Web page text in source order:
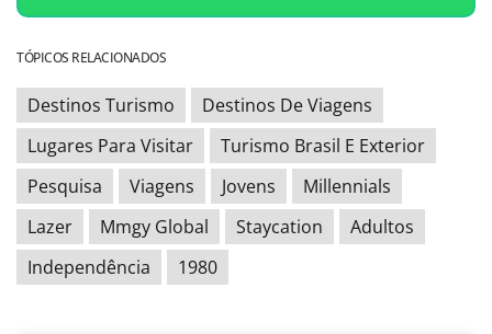
TÓPICOS RELACIONADOS
Destinos Turismo
Destinos De Viagens
Lugares Para Visitar
Turismo Brasil E Exterior
Pesquisa
Viagens Jovens
Millennials
Lazer
Mmgy Global Staycation
Adultos
Independência
1980